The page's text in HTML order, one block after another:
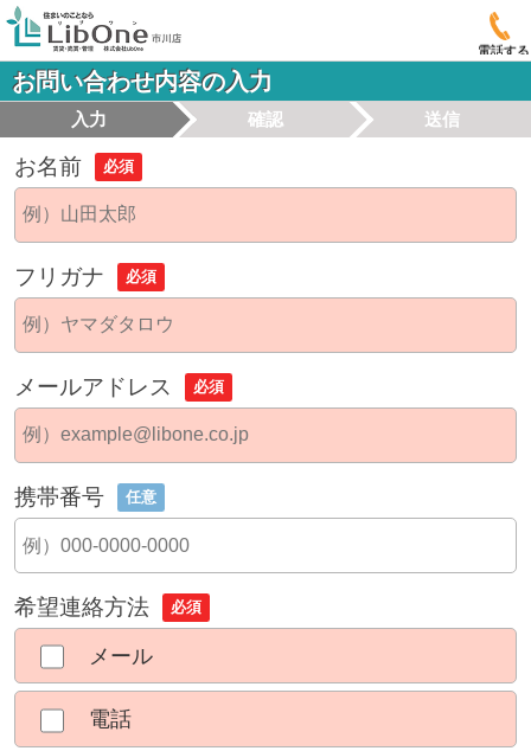
電話する
お問い合わせ内容の入力
入力 確認 送信
お名前 必須
フリガナ 必須
メールアドレス 必須
携帯番号 任意
希望連絡方法 必須
メール
電話